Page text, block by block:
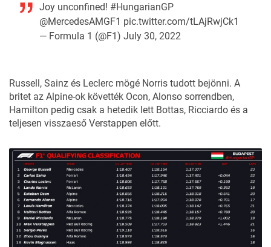
Joy unconfined! #HungarianGP
@MercedesAMGF1 pic.twitter.com/tLAjRwjCk1
— Formula 1 (@F1) July 30, 2022
Russell, Sainz és Leclerc mögé Norris tudott bejönni. A
britet az Alpine-ok követték Ocon, Alonso sorrendben,
Hamilton pedig csak a hetedik lett Bottas, Ricciardo és a
teljesen visszaeső Verstappen előtt.